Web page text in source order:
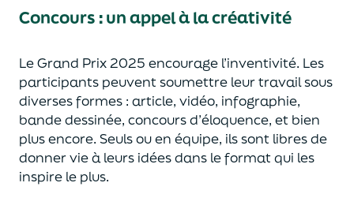
Concours : un appel à la créativité
Le Grand Prix 2025 encourage l’inventivité. Les
participants peuvent soumettre leur travail sous
diverses formes : article, vidéo, infographie,
bande dessinée, concours d’éloquence, et bien
plus encore. Seuls ou en équipe, ils sont libres de
donner vie à leurs idées dans le format qui les
inspire le plus.